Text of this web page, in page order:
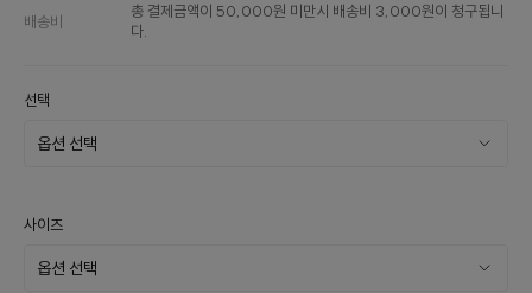
배송비
총 결제금액이 50,000원 미만시 배송비 3,000원이 청구됩니
다.
선택
사이즈